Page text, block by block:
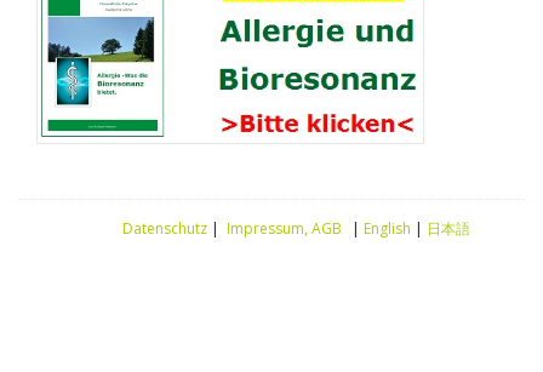
Datenschutz| Impressum, AGB | English | 日本語